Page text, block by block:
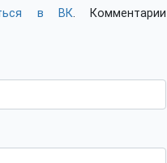
в ВК. Комментарии